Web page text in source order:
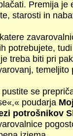
Premija je
starosti in
potrebujete,
treba biti pri
temeljito
pustite se
poudarja
potrošnikov